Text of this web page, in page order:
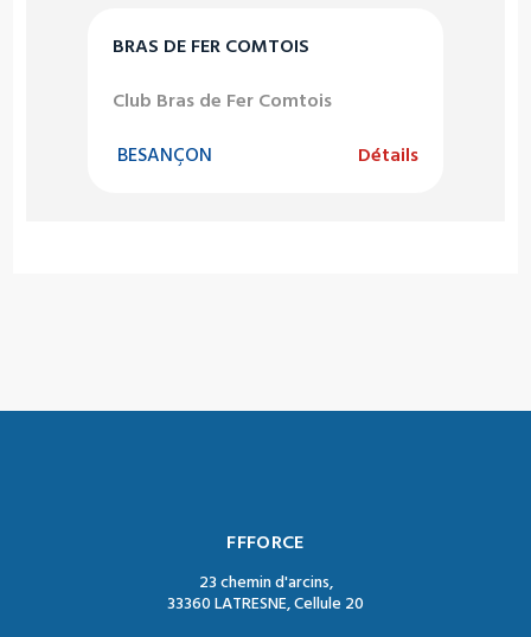
BRAS DE FER COMTOIS
Club Bras de Fer Comtois
BESANÇON Détails
FFFORCE
23 chemin d'arcins,
33360 LATRESNE, Cellule 20